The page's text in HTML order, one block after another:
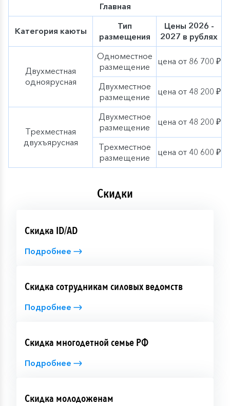
Главная
Категория каюты
Тип
размещения
Цены 2026 -
2027 в рублях
Двухместная
одноярусная
Одноместное
размещение
цена от 86 700 ₽
Двухместное
размещение
цена от 48 200 ₽
Трехместная
двухъярусная
Двухместное
размещение
цена от 48 200 ₽
Трехместное
размещение
цена от 40 600 ₽
Скидки
Скидка ID/AD
Подробнее
Скидка сотрудникам силовых ведомств
Подробнее
Скидка многодетной семье РФ
Подробнее
Скидка молодоженам